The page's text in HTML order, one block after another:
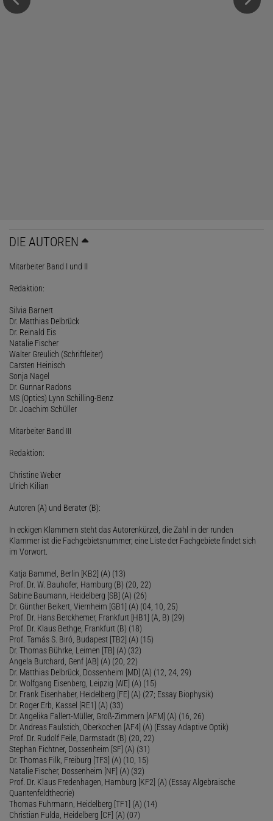
DIE AUTOREN
Mitarbeiter Band I und II
Redaktion:
Silvia Barnert
Dr. Matthias Delbrück
Dr. Reinald Eis
Natalie Fischer
Walter Greulich (Schriftleiter)
Carsten Heinisch
Sonja Nagel
Dr. Gunnar Radons
MS (Optics) Lynn Schilling-Benz
Dr. Joachim Schüller
Mitarbeiter Band III
Redaktion:
Christine Weber
Ulrich Kilian
Autoren (A) und Berater (B):
In eckigen Klammern steht das Autorenkürzel, die Zahl in der runden
Klammer ist die Fachgebietsnummer; eine Liste der Fachgebiete findet sich
im Vorwort.
Katja Bammel, Berlin [KB2] (A) (13)
Prof. Dr. W. Bauhofer, Hamburg (B) (20, 22)
Sabine Baumann, Heidelberg [SB] (A) (26)
Dr. Günther Beikert, Viernheim [GB1] (A) (04, 10, 25)
Prof. Dr. Hans Berckhemer, Frankfurt [HB1] (A, B) (29)
Prof. Dr. Klaus Bethge, Frankfurt (B) (18)
Prof. Tamás S. Biró, Budapest [TB2] (A) (15)
Dr. Thomas Bührke, Leimen [TB] (A) (32)
Angela Burchard, Genf [AB] (A) (20, 22)
Dr. Matthias Delbrück, Dossenheim [MD] (A) (12, 24, 29)
Dr. Wolfgang Eisenberg, Leipzig [WE] (A) (15)
Dr. Frank Eisenhaber, Heidelberg [FE] (A) (27; Essay Biophysik)
Dr. Roger Erb, Kassel [RE1] (A) (33)
Dr. Angelika Fallert-Müller, Groß-Zimmern [AFM] (A) (16, 26)
Dr. Andreas Faulstich, Oberkochen [AF4] (A) (Essay Adaptive Optik)
Prof. Dr. Rudolf Feile, Darmstadt (B) (20, 22)
Stephan Fichtner, Dossenheim [SF] (A) (31)
Dr. Thomas Filk, Freiburg [TF3] (A) (10, 15)
Natalie Fischer, Dossenheim [NF] (A) (32)
Prof. Dr. Klaus Fredenhagen, Hamburg [KF2] (A) (Essay Algebraische
Quantenfeldtheorie)
Thomas Fuhrmann, Heidelberg [TF1] (A) (14)
Christian Fulda, Heidelberg [CF] (A) (07)